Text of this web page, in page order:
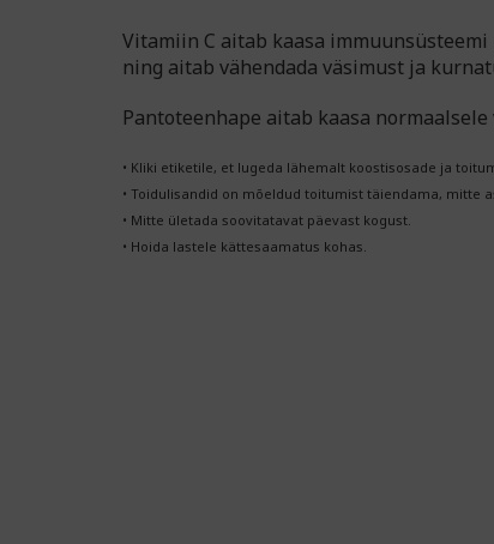
Vitamiin C aitab kaasa
ning aitab vähendada väsimust ja
Pantoteenhape aitab kaasa normaalsele
• Kliki etiketile, et lugeda lähemalt koostisosade ja
• Toidulisandid on mõeldud toitumist täiendama,
• Mitte ületada soovitatavat päevast kogust.
• Hoida lastele kättesaamatus kohas.